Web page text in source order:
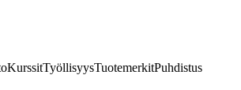
KurssitTyöllisyysTuotemerkitPuhdistus